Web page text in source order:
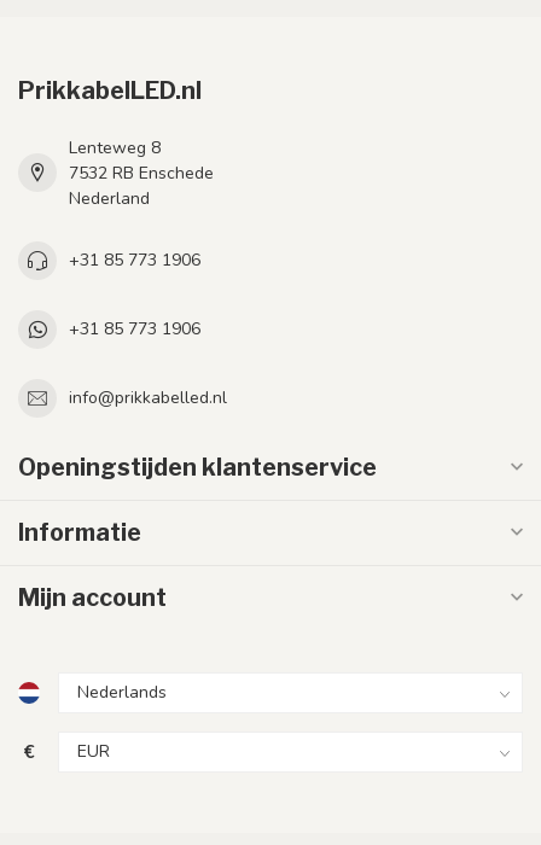
PrikkabelLED.nl
Lenteweg 8
7532 RB Enschede
Nederland
+31 85 773 1906
+31 85 773 1906
info@prikkabelled.nl
Openingstijden klantenservice
Informatie
Mijn account
€